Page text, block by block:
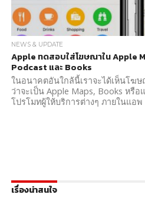
NEWS & UPDATE
Apple ทดสอบใส่โฆษณาใน Apple
Podcast และ Books
ในอนาคตอันใกล้นี้เราจะได้เห็นโฆ
ว่าจะเป็น Apple Maps, Books หรือ
โปรโมทผู้ให้บริการต่างๆ ภายในแอพ
เรื่องน่าสนใจ